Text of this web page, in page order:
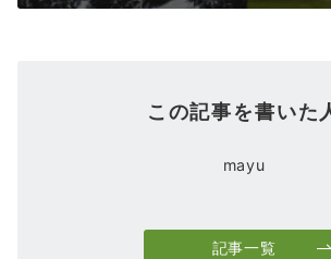
この記事を書いた
mayu
記事一覧